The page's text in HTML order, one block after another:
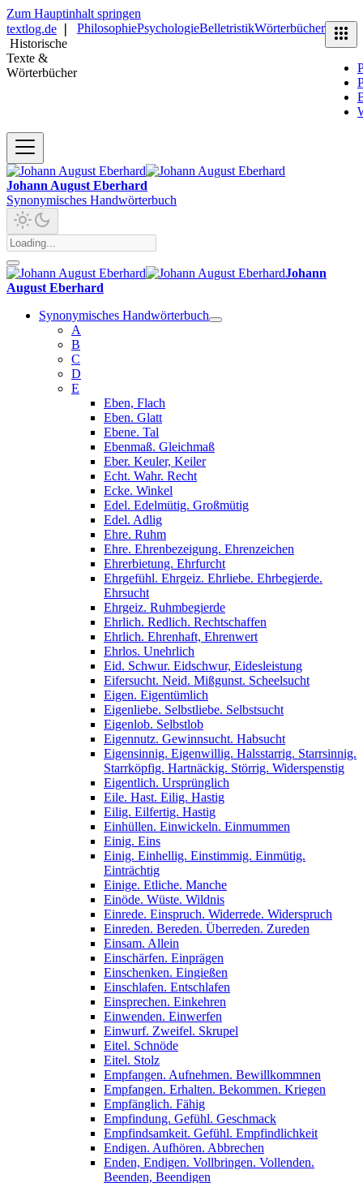
Zum Hauptinhalt springen
textlog.de
Historische
Texte &
Wörterbücher
PhilosophiePsychologieBelletristikWörterbücher
Johann August Eberhard
Synonymisches Handwörterbuch
Johann
August Eberhard
Synonymisches Handwörterbuch
A
B
C
D
E
Eben, Flach
Eben. Glatt
Ebene. Tal
Ebenmaß. Gleichmaß
Eber. Keuler, Keiler
Echt. Wahr. Recht
Ecke. Winkel
Edel. Edelmütig. Großmütig
Edel. Adlig
Ehre. Ruhm
Ehre. Ehrenbezeigung. Ehrenzeichen
Ehrerbietung. Ehrfurcht
Ehrgefühl. Ehrgeiz. Ehrliebe. Ehrbegierde.
Ehrsucht
Ehrgeiz. Ruhmbegierde
Ehrlich. Redlich. Rechtschaffen
Ehrlich. Ehrenhaft, Ehrenwert
Ehrlos. Unehrlich
Eid. Schwur. Eidschwur, Eidesleistung
Eifersucht. Neid. Mißgunst. Scheelsucht
Eigen. Eigentümlich
Eigenliebe. Selbstliebe. Selbstsucht
Eigenlob. Selbstlob
Eigennutz. Gewinnsucht. Habsucht
Eigensinnig. Eigenwillig. Halsstarrig. Starrsinnig.
Starrköpfig. Hartnäckig. Störrig. Widerspenstig
Eigentlich. Ursprünglich
Eile. Hast. Eilig. Hastig
Eilig. Eilfertig. Hastig
Einhüllen. Einwickeln. Einmummen
Einig. Eins
Einig. Einhellig. Einstimmig. Einmütig.
Einträchtig
Einige. Etliche. Manche
Einöde. Wüste. Wildnis
Einrede. Einspruch. Widerrede. Widerspruch
Einreden. Bereden. Überreden. Zureden
Einsam. Allein
Einschärfen. Einprägen
Einschenken. Eingießen
Einschlafen. Entschlafen
Einsprechen. Einkehren
Einwenden. Einwerfen
Einwurf. Zweifel. Skrupel
Eitel. Schnöde
Eitel. Stolz
Empfangen. Aufnehmen. Bewillkommnen
Empfangen. Erhalten. Bekommen. Kriegen
Empfänglich. Fähig
Empfindung. Gefühl. Geschmack
Empfindsamkeit. Gefühl. Empfindlichkeit
Endigen. Aufhören. Abbrechen
Enden, Endigen. Vollbringen. Vollenden.
Beenden, Beendigen